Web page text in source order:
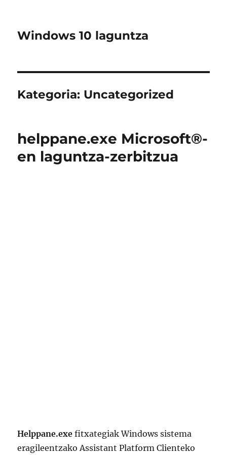
Windows 10 laguntza
Kategoria: Uncategorized
helppane.exe Microsoft®-
en laguntza-zerbitzua
Helppane.exe fitxategiak Windows sistema
eragileentzako Assistant Platform Clienteko